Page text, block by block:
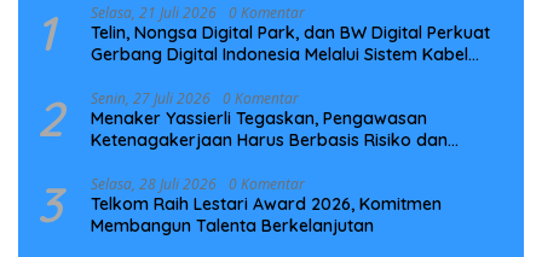
1 Selasa, 21 Juli 2026 0 Komentar
Telin, Nongsa Digital Park, dan BW Digital Perkuat
Gerbang Digital Indonesia Melalui Sistem Kabel
2 Senin, 27 Juli 2026 0 Komentar
Menaker Yassierli Tegaskan, Pengawasan
Ketenagakerjaan Harus Berbasis Risiko dan
3 Selasa, 28 Juli 2026 0 Komentar
Telkom Raih Lestari Award 2026, Komitmen
Membangun Talenta Berkelanjutan